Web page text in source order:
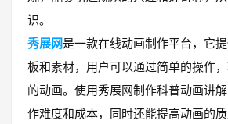
识。
秀展网是一款在线动画制作平台，它
板和素材，用户可以通过简单的操作
的动画。使用秀展网制作科普动画讲
作难度和成本，同时还能提高动画的质